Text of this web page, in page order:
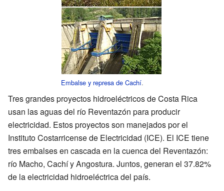
Embalse y represa de Cachí.
Tres grandes proyectos hidroeléctricos de Costa Rica
usan las aguas del río Reventazón para producir
electricidad. Estos proyectos son manejados por el
Instituto Costarricense de Electricidad (ICE). El ICE tiene
tres embalses en cascada en la cuenca del Reventazón:
río Macho, Cachí y Angostura. Juntos, generan el 37.82%
de la electricidad hidroeléctrica del país.